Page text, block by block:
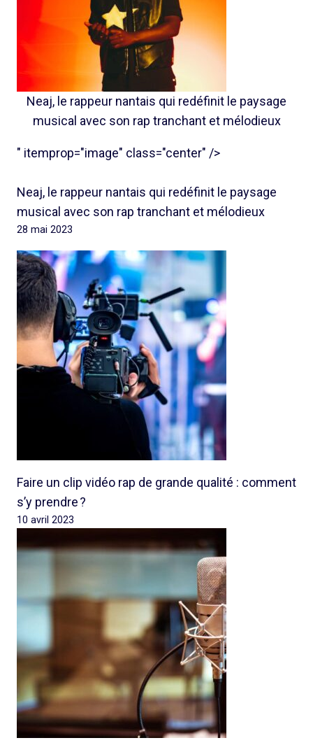
Neaj, le rappeur nantais qui redéfinit le paysage
musical avec son rap tranchant et mélodieux
" itemprop="image" class="center" />
Neaj, le rappeur nantais qui redéfinit le paysage
musical avec son rap tranchant et mélodieux
28 mai 2023
Faire un clip vidéo rap de grande qualité : comment
s’y prendre ?
10 avril 2023